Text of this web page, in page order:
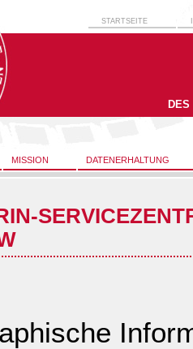
STARTSEITE
MISSION DATENERHALTUNG